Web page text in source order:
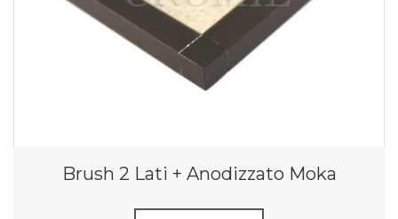
Brush 2 Lati + Anodizzato Moka